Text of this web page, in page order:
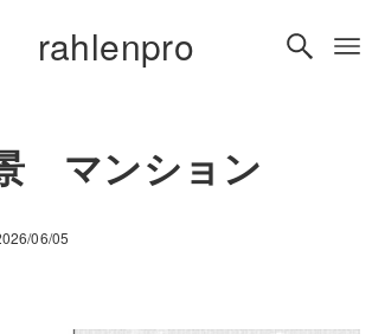
rahlenpro
マンション
06/05